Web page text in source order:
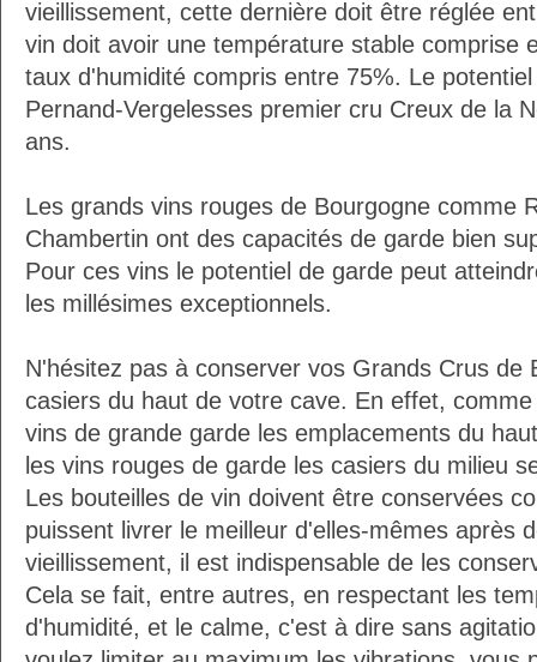
vieillissement, cette dernière doit être réglée
vin doit avoir une température stable comprise
taux d'humidité compris entre 75%. Le
Pernand-Vergelesses premier cru Creux de la
ans.
Les grands vins rouges de Bourgogne comme
Chambertin ont des capacités de garde bien
Pour ces vins le potentiel de garde peut
les millésimes exceptionnels.
N'hésitez pas à conserver vos Grands Crus de
casiers du haut de votre cave. En effet,
vins de grande garde les emplacements du
les vins rouges de garde les casiers du milieu
Les bouteilles de vin doivent être conservées
puissent livrer le meilleur d'elles-mêmes après
vieillissement, il est indispensable de les
Cela se fait, entre autres, en respectant les
d'humidité, et le calme, c'est à dire sans